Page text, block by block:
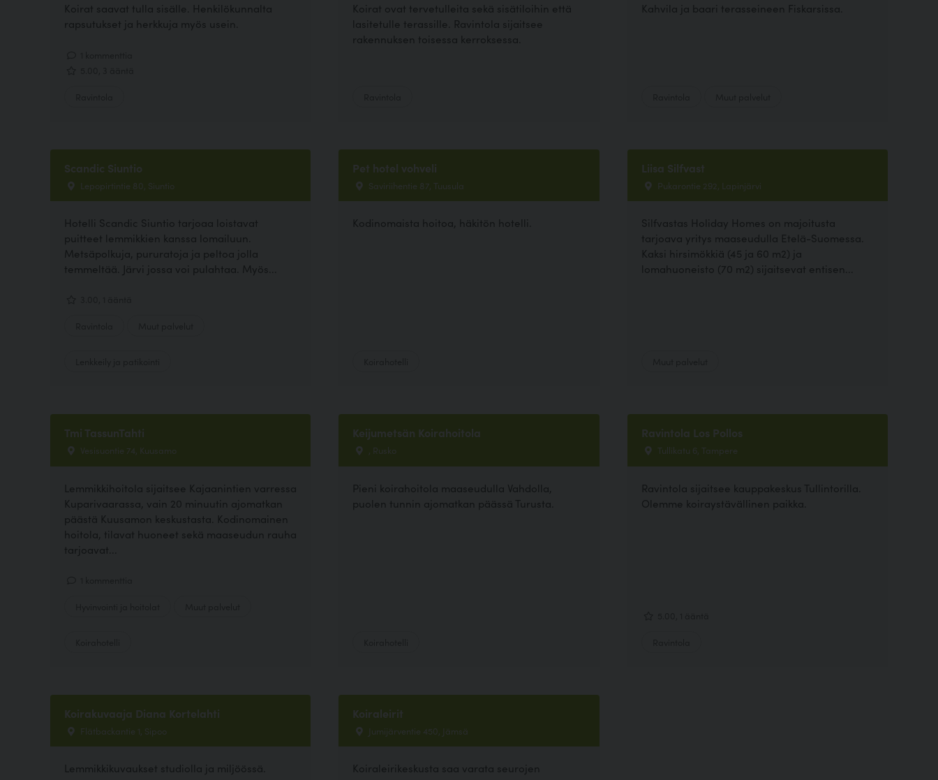
Koirat saavat tulla sisälle. Henkilökunnalta
rapsutukset ja herkkuja myös usein.
Koirat ovat tervetulleita sekä sisätiloihin että
lasitetulle terassille. Ravintola sijaitsee
rakennuksen toisessa kerroksessa.
Kahvila ja baari terasseineen Fiskarsissa.
Scandic Siuntio
Lepopirtintie 80, Siuntio
Hotelli Scandic Siuntio tarjoaa loistavat
puitteet lemmikkien kanssa lomailuun.
Metsäpolkuja, pururatoja ja peltoa jolla
temmeltää. Järvi jossa voi pulahtaa. Myös...
Pet hotel vohveli
Saviriihentie 87, Tuusula
Kodinomaista hoitoa, häkitön hotelli.
Liisa Silfvast
Pukarontie 292, Lapinjärvi
Silfvastas Holiday Homes on majoitusta
tarjoava yritys maaseudulla Etelä-Suomessa.
Kaksi hirsimökkiä (45 ja 60 m2) ja
lomahuoneisto (70 m2) sijaitsevat entisen...
Tmi TassunTahti
Vesisuontie 74, Kuusamo
Lemmikkihoitola sijaitsee Kajaanintien varressa
Kuparivaarassa, vain 20 minuutin ajomatkan
päästä Kuusamon keskustasta. Kodinomainen
hoitola, tilavat huoneet sekä maaseudun rauha
tarjoavat...
Keijumetsän Koirahoitola
, Rusko
Pieni koirahoitola maaseudulla Vahdolla,
puolen tunnin ajomatkan päässä Turusta.
Ravintola Los Pollos
Tullikatu 6, Tampere
Ravintola sijaitsee kauppakeskus Tullintorilla.
Olemme koiraystävällinen paikka.
Koirakuvaaja Diana Kortelahti
Flätbackantie 1, Sipoo
Lemmikkikuvaukset studiolla ja miljöössä.
Koiraleirit
Jumijärventie 450, Jämsä
Koiraleirikeskusta saa varata seurojen